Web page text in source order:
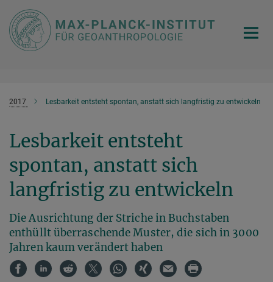
Hauptinhalt
2017 Lesbarkeit entsteht spontan, anstatt sich langfristig zu entwickeln
Lesbarkeit entsteht
spontan, anstatt sich
langfristig zu entwickeln
Die Ausrichtung der Striche in Buchstaben
enthüllt überraschende Muster, die sich in 3000
Jahren kaum verändert haben